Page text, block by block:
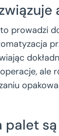
prowadzi
ale